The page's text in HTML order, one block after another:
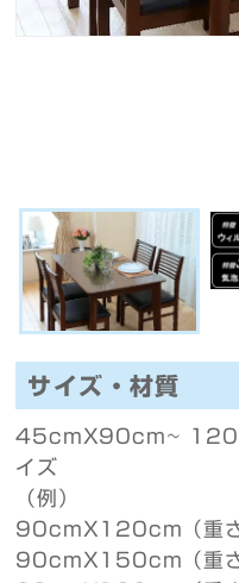
サイズ・材質
45cmX90cm~
イズ
（例）
90cmX120cm（重
90cmX150cm（重